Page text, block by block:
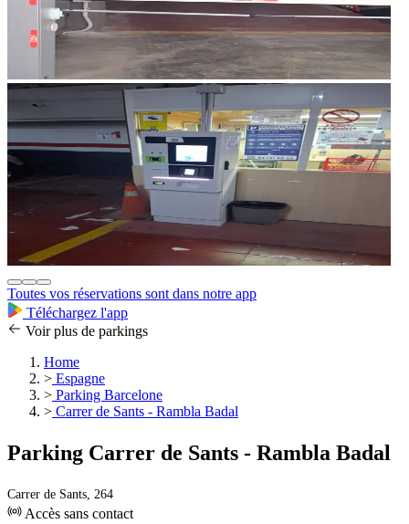
Toutes vos réservations sont dans notre app
Téléchargez l'app
Voir plus de parkings
Home
> Espagne
> Parking Barcelone
> Carrer de Sants - Rambla Badal
Parking Carrer de Sants - Rambla Badal
Carrer de Sants, 264
Accès sans contact